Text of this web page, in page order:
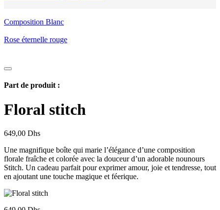
Composition Blanc
Rose éternelle rouge
Part de produit :
Floral stitch
649,00 Dhs
Une magnifique boîte qui marie l’élégance d’une composition
florale fraîche et colorée avec la douceur d’un adorable nounours
Stitch. Un cadeau parfait pour exprimer amour, joie et tendresse, tout
en ajoutant une touche magique et féerique.